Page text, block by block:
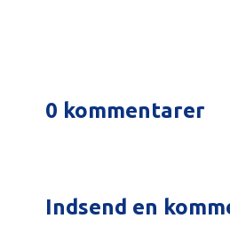
0 kommentarer
Indsend en